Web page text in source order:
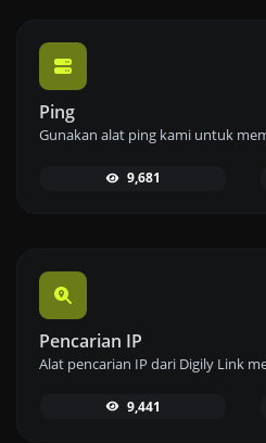
Ping
9,681
Pencarian IP
9,441